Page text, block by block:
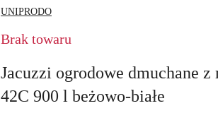
NAZWA
PRODUCENTA:
UNIPRODO
Brak towaru
Jacuzzi ogrodowe dmuchane z
42C 900 l beżowo-białe